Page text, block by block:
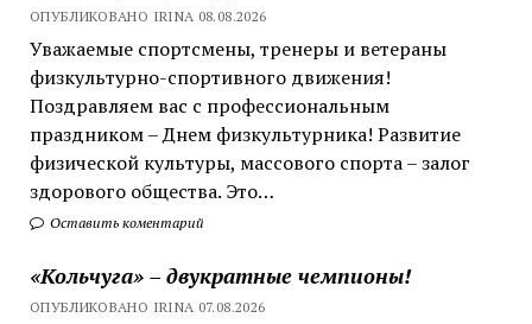
ОПУБЛИКОВАНО IRINA 08.08.2026
Уважаемые спортсмены, тренеры и ветераны
физкультурно-спортивного движения!
Поздравляем вас с профессиональным
праздником – Днем физкультурника! Развитие
физической культуры, массового спорта – залог
здорового общества. Это…
Оставить коментарий
«Кольчуга» – двукратные чемпионы!
ОПУБЛИКОВАНО IRINA 07.08.2026